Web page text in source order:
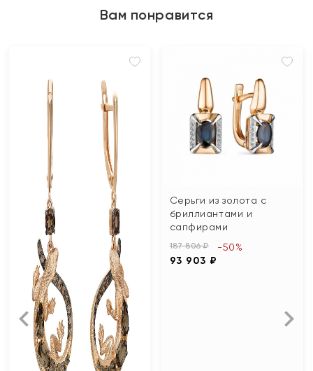
Вам понравится
Серьги из золота с
бриллиантами и
сапфирами
187 806 ₽
93 903 ₽
-50%